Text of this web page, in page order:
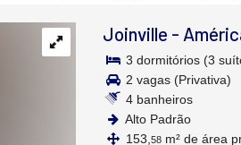
Joinville -
3 dormitórios (3
2 vagas (Privativa)
4 banheiros
Alto Padrão
153, 58 m² de área